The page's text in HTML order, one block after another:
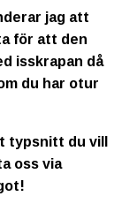
jag att
för att den
isskrapan då
du har otur
typsnitt du vill
oss via